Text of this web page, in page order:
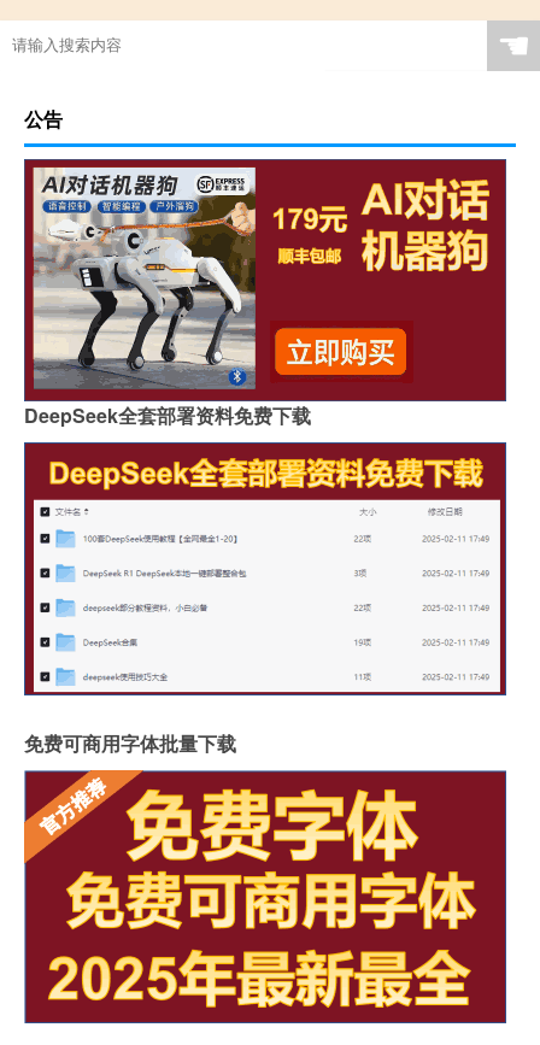
☚
公告
DeepSeek全套部署资料免费下载
免费可商用字体批量下载